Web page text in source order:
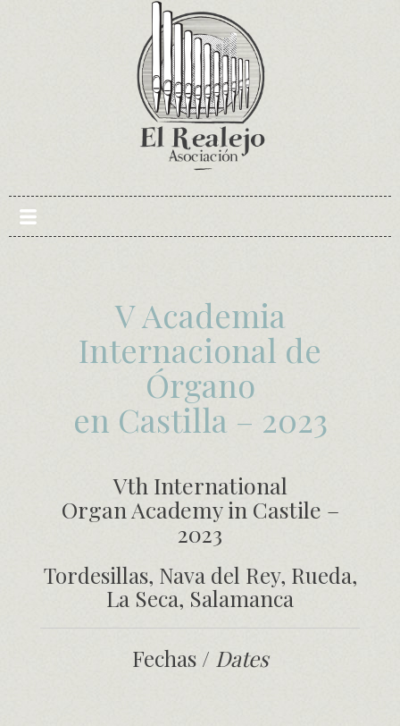
V Academia
Internacional de
Órgano
en Castilla – 2023
Vth International
Organ Academy in Castile –
2023
Tordesillas, Nava del Rey, Rueda,
La Seca, Salamanca
Fechas / Dates